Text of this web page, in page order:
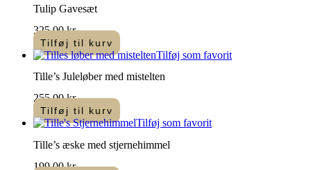
Tulip Gavesæt
325,00kr.
Tilføj til kurv
Tilføj som favorit
Tille’s Juleløber med mistelten
255,00kr.
Tilføj til kurv
Tilføj som favorit
Tille’s æske med stjernehimmel
199,00kr.